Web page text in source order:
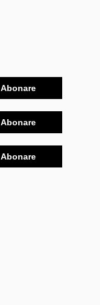
Abonare
Abonare
Abonare